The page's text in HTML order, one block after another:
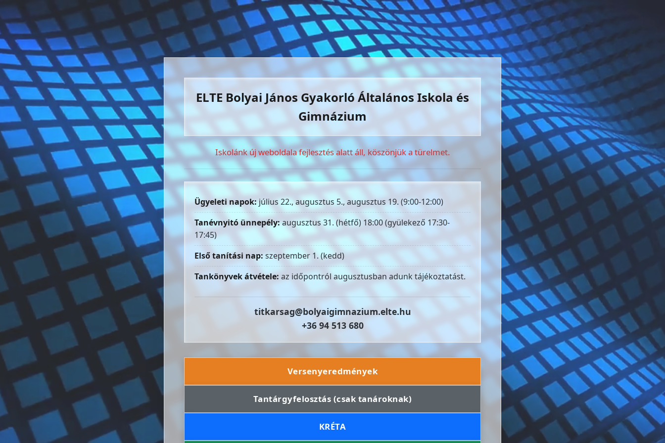
ELTE Bolyai János Gyakorló Általános Iskola és
Gimnázium
Iskolánk új weboldala fejlesztés alatt áll, köszönjük a türelmet.
Ügyeleti napok:július 22., augusztus 5., augusztus 19. (9:00-12:00)
Tanévnyitó ünnepély:augusztus 31. (hétfő) 18:00 (gyülekező 17:30-
17:45)
Első tanítási nap:szeptember 1. (kedd)
Tankönyvek átvétele: az időpontról augusztusban adunk tájékoztatást.
titkarsag@bolyaigimnazium.elte.hu
+36 94 513 680
Versenyeredmények
Tantárgyfelosztás (csak tanároknak)
KRÉTA